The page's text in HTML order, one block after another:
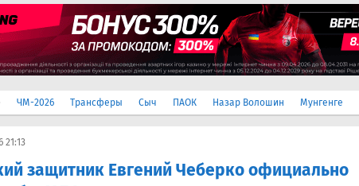
ЧМ-2026 Трансферы Сыч ПАОК Назар Волошин Мунгенге
21:13
защитник Евгений Чеберко официально